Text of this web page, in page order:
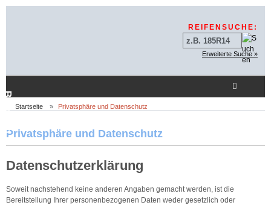
Sprungnavigation
REIFENSUCHE:
Erweiterte Suche »
Startseite Privatsphäre und Datenschutz
Privatsphäre und Datenschutz
Datenschutzerklärung
Soweit nachstehend keine anderen Angaben gemacht werden, ist die
Bereitstellung Ihrer personenbezogenen Daten weder gesetzlich oder
Beratung